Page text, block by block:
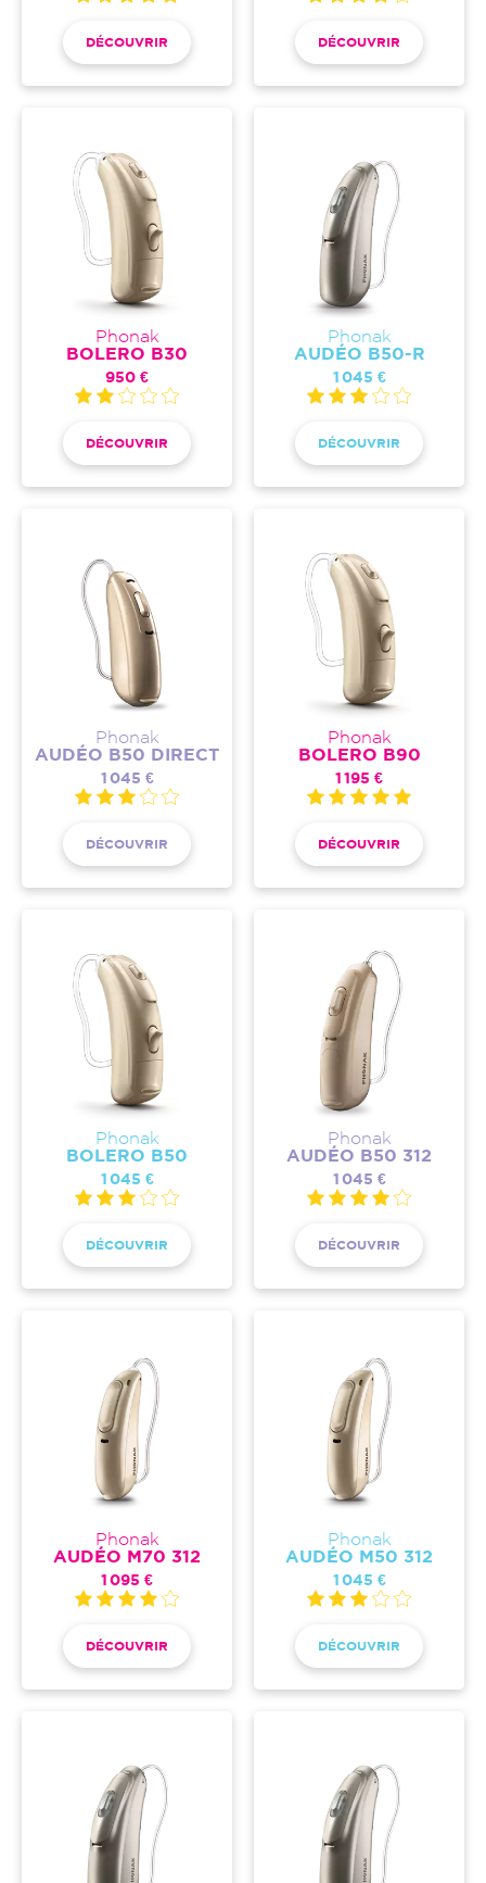
DÉCOUVRIR DÉCOUVRIR
Phonak
BOLERO B30
950 €
DÉCOUVRIR
Phonak
AUDÉO B50-R
1 045 €
DÉCOUVRIR
Phonak
AUDÉO B50 DIRECT
1 045 €
DÉCOUVRIR
Phonak
BOLERO B90
1 195 €
DÉCOUVRIR
Phonak
BOLERO B50
1 045 €
DÉCOUVRIR
Phonak
AUDÉO B50 312
1 045 €
DÉCOUVRIR
Phonak
AUDÉO M70 312
1 095 €
DÉCOUVRIR
Phonak
AUDÉO M50 312
1 045 €
DÉCOUVRIR